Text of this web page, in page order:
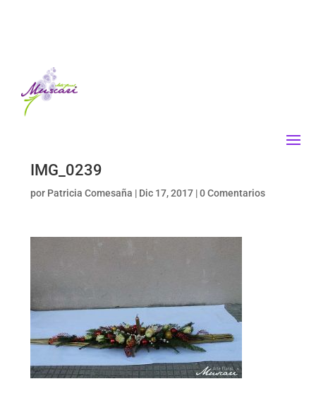
IMG_0239
por Patricia Comesaña | Dic 17, 2017|0 Comentarios